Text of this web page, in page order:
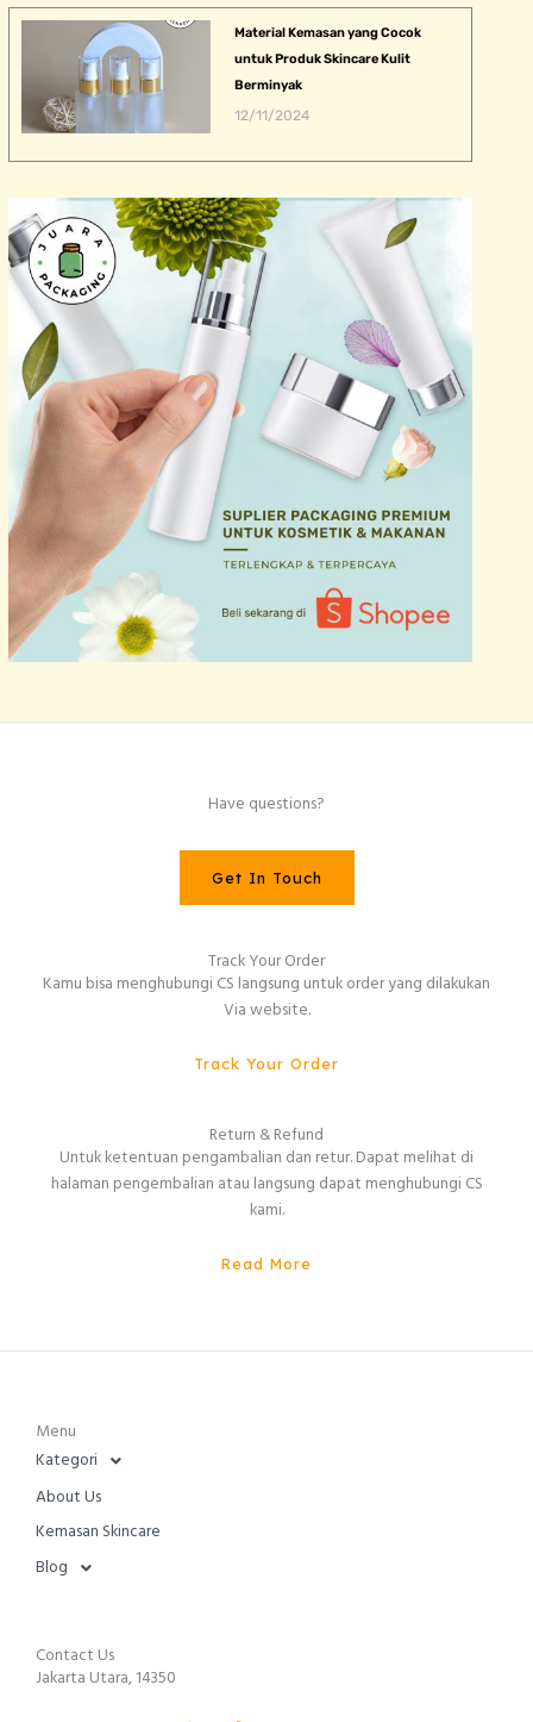
Material Kemasan yang Cocok
untuk Produk Skincare Kulit
Berminyak
12/11/2024
Have questions?
Get In Touch
Track Your Order
Kamu bisa menghubungi CS langsung untuk order yang dilakukan
Via website.
Track Your Order
Return & Refund
Untuk ketentuan pengambalian dan retur. Dapat melihat di
halaman pengembalian atau langsung dapat menghubungi CS
kami.
Read More
Menu
Kategori
About Us
Kemasan Skincare
Blog
Contact Us
Jakarta Utara, 14350